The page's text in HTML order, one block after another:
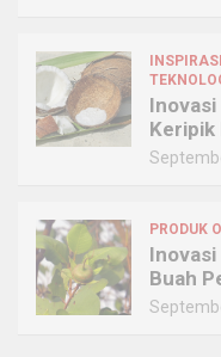
INSPIRASI
Keripik
PRODUK
Buah